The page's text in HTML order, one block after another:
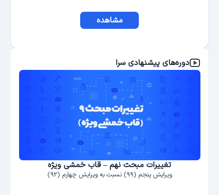
مشاهده
دوره‌های پیشنهادی سرا
تغییرات مبحث نهم – قاب خمشی ویژه
ویرایش پنجم (۹۹) نسبت به ویرایش چهارم (۹۲)